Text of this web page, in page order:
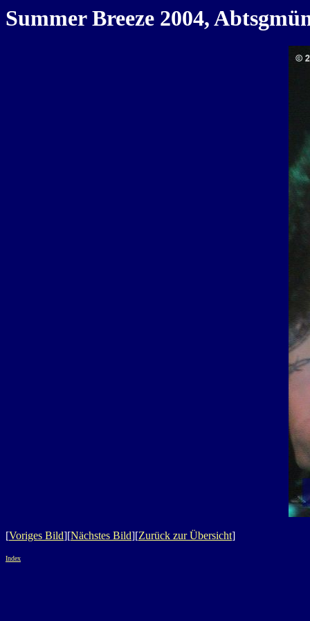
Summer Breeze 2004,
[Voriges Bild][Nächstes Bild][Zurück zur Übersicht]
Index